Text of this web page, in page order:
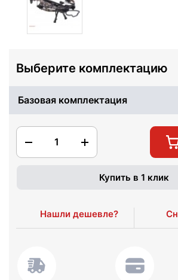
Выберите комплектацию
Базовая комплектация
1
Купить в 1 клик
Нашли дешевле?